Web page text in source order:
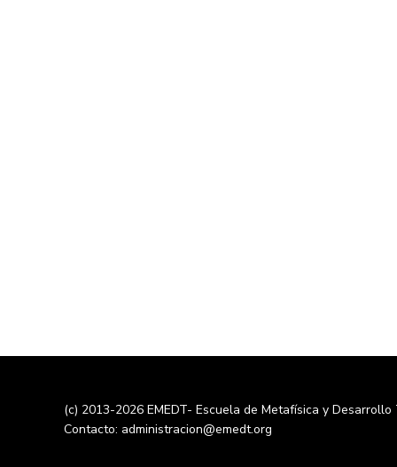
(c) 2013-2026 EMEDT- Escuela de Metafísica y
Contacto: administracion@emedt.org